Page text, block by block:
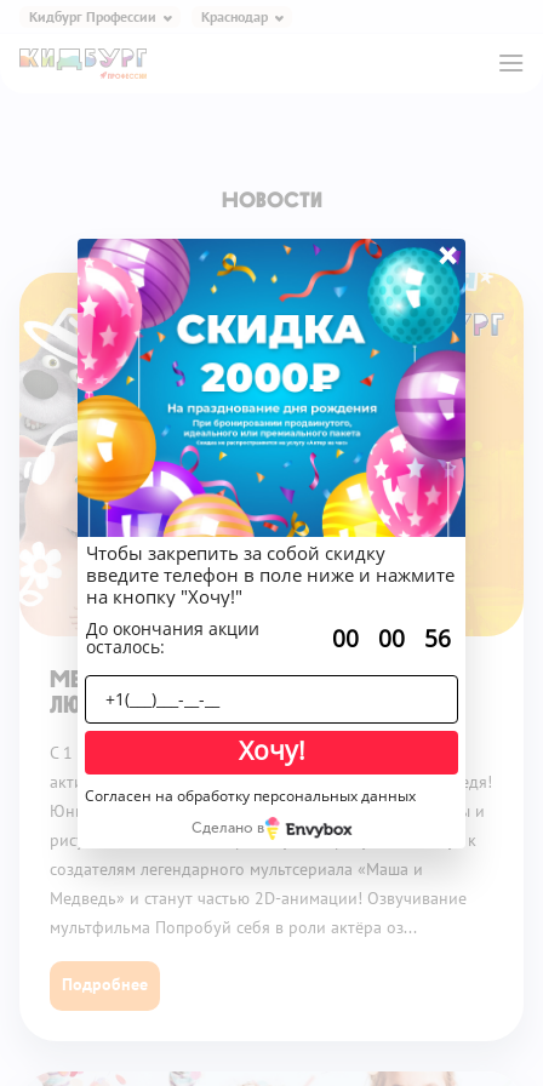
Кидбург Профессии
Кидбург Игра и Еда
Краснодар
Новости
Мечты сбываются! Стань частью
любимой истории!
С 1 июня по 31 августа тебя ждут увлекательные
активности в весёлой компании друзей Маши и Медведя!
Юный аниматор Придумывай героев, создавай сюжеты и
рисуй собственные истории. Лучшие рисунки попадут к
создателям легендарного мультсериала «Маша и
Медведь» и станут частью 2D-анимации! Озвучивание
мультфильма Попробуй себя в роли актёра оз...
Подробнее
×
Чтобы закрепить за собой скидку
введите телефон в поле ниже и нажмите
на кнопку "Хочу!"
До окончания акции
осталось: 00 00 56
Хочу!
Согласен на обработку персональных данных
Сделано в